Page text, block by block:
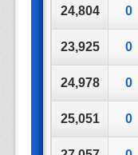
0
24,804
0
23,925
0
24,978
0
25,051